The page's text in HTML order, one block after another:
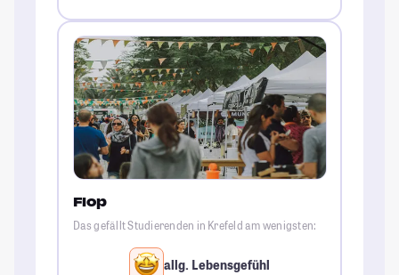
Flop
Das gefällt Studierenden in Krefeld am wenigsten:
allg. Lebensgefühl